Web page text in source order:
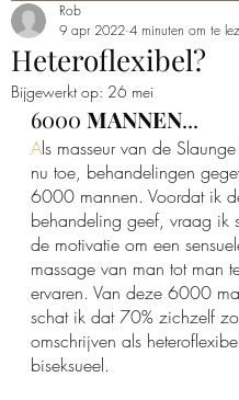
Heteroflexibel?
Rob
9 apr 2022 4 minuten om te
Bijgewerkt op: 26 mei
6000 MANNEN...
Als masseur van de
nu toe, behandelingen
6000 mannen. Voordat ik
behandeling geef, vraag ik
de motivatie om een
massage van man tot man
ervaren. Van deze 6000
schat ik dat 70% zichzelf
omschrijven als
biseksueel.